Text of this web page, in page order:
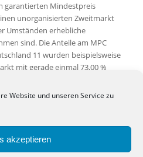
Website und unseren Service zu
akzeptieren
garantierten Mindestpreis
unorganisierten Zweitmarkt
Umständen erhebliche
sind. Die Anteile am MPC
11 wurden beispielsweise
mit gerade einmal 73,00 %
als Kapitalanalgeberater
die Vermittlung der Anteile am
zu beurteilen, ob eine Bank ein
deswegen empfiehlt, weil sie